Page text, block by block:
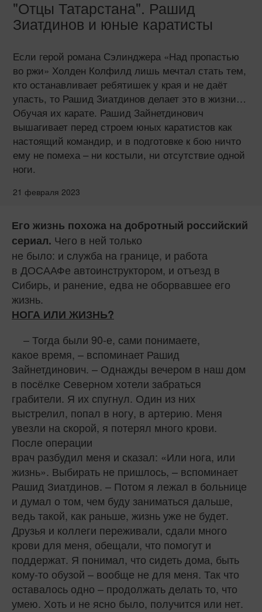
"Отцы Татарстана". Рашид
Зиатдинов и юные каратисты
Если герой романа Сэлинджера «Над пропастью
во ржи» Холден Колфилд лишь мечтал стать тем,
кто останавливает ребятишек у края и не даёт
упасть, то Рашид Зиатдинов делает это в жизни…
Обучая их карате. Рашид Зайнетдинович
вышагивает перед строем юных каратистов как
настоящий командир, и в подготовке к бою ничто
ему не помеха – ни костыли, ни отсутствие одной
ноги.
21 февраля 2023
Его жизнь похожа на добротный российский
сериал. Чего в ней только
не было: и служба на границе, и работа
в ДОСААФе автоинструктором, и отъезд в
Сибирь, и ранение, едва не оборвавшее его
жизнь.
НОГА ИЛИ ЖИЗНЬ?
– Тогда были 90-е, сами понимаете,
какое время, – вспоминает Рашид
Зайнетдинович. – Однажды вечером в наш дом
в посёлке Северном хотели забраться
грабители. Я их спугнул. Один из них
выстрелил, попал в ногу, в артерию. Меня
увезли на скорой, я потерял много крови.
После операции
врач разбудил меня и сказал: «Или нога, или
жизнь». Выбирать не пришлось, – вспоминает
Рашид Зиатдинов. – Потом я лежал в больнице
и думал о том, чем буду заниматься дальше,
ведь такой, как раньше, жизнь уже не будет.
Друзья и коллеги переживали, сдали много
крови для меня, обещали, что помогут и
поддержат. Я понимал, что сидеть дома, быть
кому‑то обузой – вообще не для меня. Так что
оставалось одно – продолжать делать то, что
умею. Хоть и не ясно было, получится или нет.